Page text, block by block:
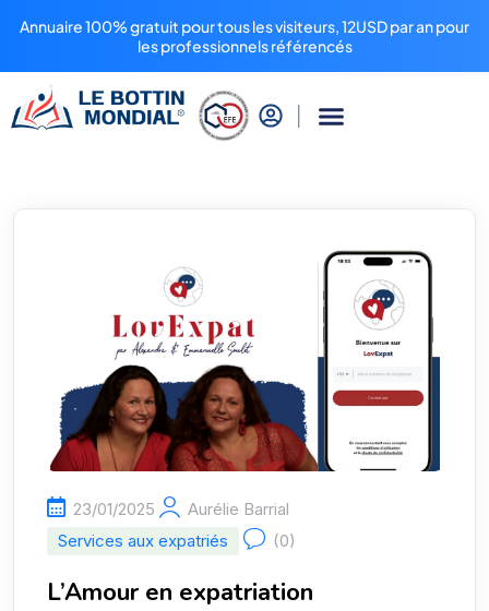
Annuaire 100% gratuit pour tous les visiteurs, 12USD par an pour
les professionnels référencés
23/01/2025
Aurélie Barrial
Services aux expatriés
(0)
L’Amour en expatriation